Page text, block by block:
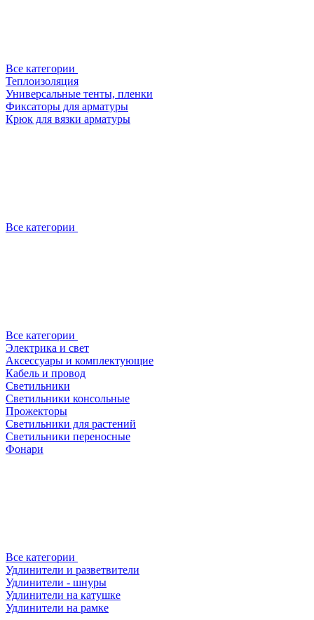
Все категории
Теплоизоляция
Универсальные тенты, пленки
Фиксаторы для арматуры
Крюк для вязки арматуры
Все категории
Все категории
Электрика и свет
Аксессуары и комплектующие
Кабель и провод
Светильники
Светильники консольные
Прожекторы
Светильники для растений
Светильники переносные
Фонари
Все категории
Удлинители и разветвители
Удлинители - шнуры
Удлинители на катушке
Удлинители на рамке